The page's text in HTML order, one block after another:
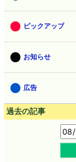
ピックアップ
お知らせ
広告
過去の記事